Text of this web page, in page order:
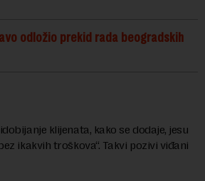
odložio prekid rada beogradskih
klijenata, kako se dodaje, jesu
ikakvih troškova“. Takvi pozivi viđani